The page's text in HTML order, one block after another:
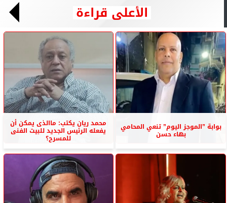
الأعلى قراءة
بوابة ”الموجز اليوم” تنعي المحامي
بهاء حسن
محمد ريان يكتب: ماالذى يمكن أن
يفعله الرئيس الجديد للبيت الفنى
للمسرح؟